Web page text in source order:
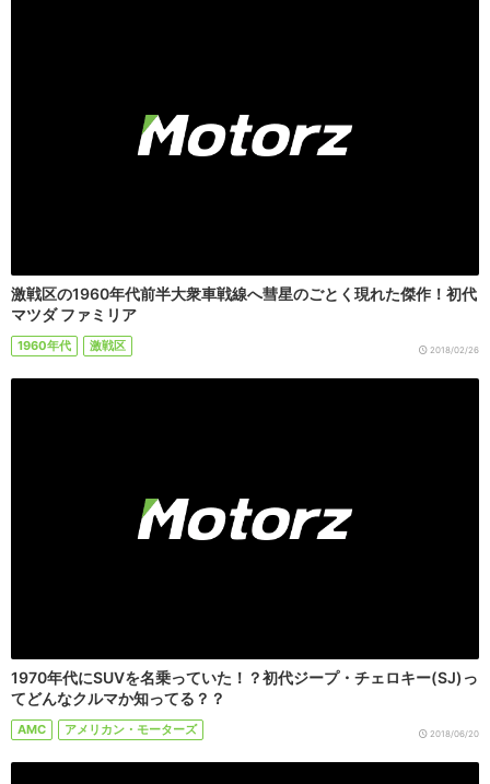
激戦区の1960年代前半大衆車戦線へ彗星のごとく現れた傑作！初代
マツダ ファミリア
1960年代 激戦区 2018/02/26
1970年代にSUVを名乗っていた！？初代ジープ・チェロキー(SJ)っ
てどんなクルマか知ってる？？
AMC アメリカン・モーターズ 2018/06/20